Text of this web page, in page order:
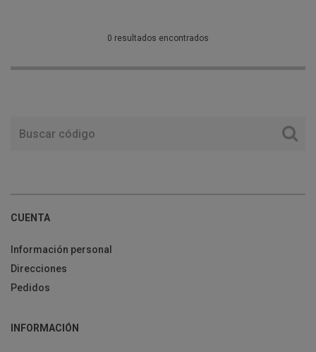
0 resultados encontrados
CUENTA
Información personal
Direcciones
Pedidos
INFORMACIÓN